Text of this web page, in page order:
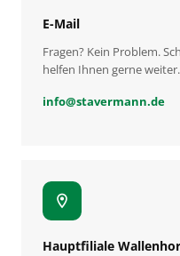
E-Mail
Fragen? Kein Problem.
helfen Ihnen gerne weiter.
info@stavermann.de
location_on
Hauptfiliale